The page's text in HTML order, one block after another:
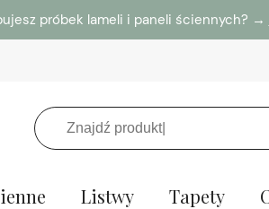
próbek lameli i paneli ściennych? →
Listwy Tapety